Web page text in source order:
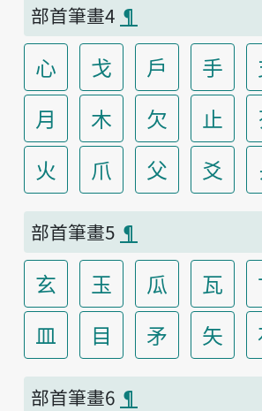
部首筆畫4 ¶
心 戈 戶 手
月
木 欠 止
火 爪 父 爻
部首筆畫5 ¶
玄 玉 瓜 瓦
皿
目 矛 矢
部首筆畫6 ¶